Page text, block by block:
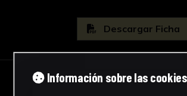
Descargar Ficha
Información sobre las cookies